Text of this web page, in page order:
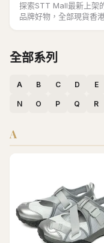
探索STT Mall最新上架
品牌好物，全部現貨香
全部系列
A B C D E
N O P Q R
A